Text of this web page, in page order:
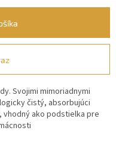
Svojimi mimoriadnymi
čistý, absorbujúci
vhodný ako podstielka pre